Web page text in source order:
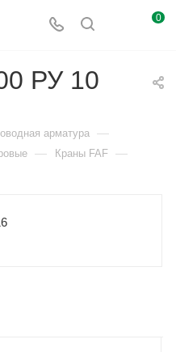
0
РУ 10
арматура —
— Краны FAF —